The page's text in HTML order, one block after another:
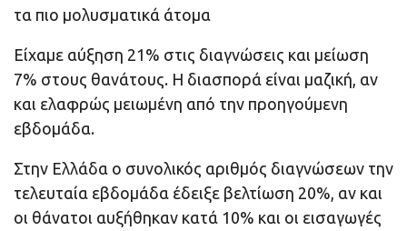
τα πιο μολυσματικά άτομα
Είχαμε αύξηση 21% στις διαγνώσεις και μείωση
7% στους θανάτους. Η διασπορά είναι μαζική, αν
και ελαφρώς μειωμένη από την προηγούμενη
εβδομάδα.
Στην Ελλάδα ο συνολικός αριθμός διαγνώσεων την
τελευταία εβδομάδα έδειξε βελτίωση 20%, αν και
οι θάνατοι αυξήθηκαν κατά 10% και οι εισαγωγές